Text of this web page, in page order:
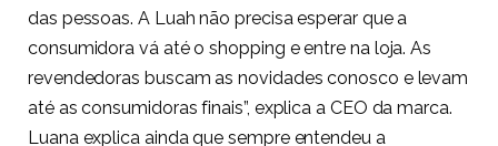
das pessoas. A Luah não precisa esperar que a
consumidora vá até o shopping e entre na loja. As
revendedoras buscam as novidades conosco e levam
até as consumidoras finais”, explica a CEO da marca.
Luana explica ainda que sempre entendeu a